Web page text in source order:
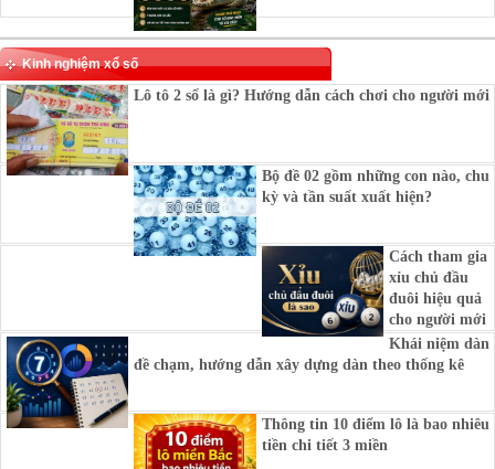
Kinh nghiệm xổ số
Lô tô 2 số là gì? Hướng dẫn cách chơi cho người mới
Bộ đề 02 gồm những con nào, chu
kỳ và tần suất xuất hiện?
Cách tham gia
xỉu chủ đầu
đuôi hiệu quả
cho người mới
Khái niệm dàn
đề chạm, hướng dẫn xây dựng dàn theo thống kê
Thông tin 10 điểm lô là bao nhiêu
tiền chi tiết 3 miền